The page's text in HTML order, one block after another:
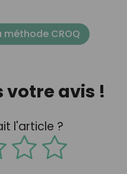
méthode CROQ
votre avis !
l'article ?